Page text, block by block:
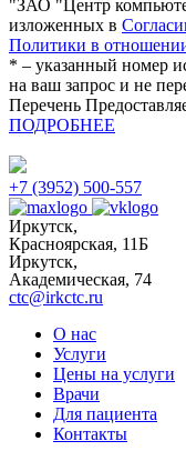
"ЗАО "Центр
изложенных в
Политики в
* – указанный номер
на ваш запрос и не
Перечень
ПОДРОБНЕЕ
+7 (3952) 500-557
Иркутск,
Красноярская, 11Б
Иркутск,
Академическая, 74
ctc@irkctc.ru
О нас
Услуги
Цены на услуги
Врачи
Для пациента
Контакты